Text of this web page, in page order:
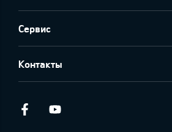
Сервис
Контакты
Facebook